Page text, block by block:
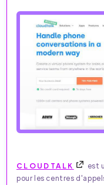
CLOUDTALK
est
pour les centres